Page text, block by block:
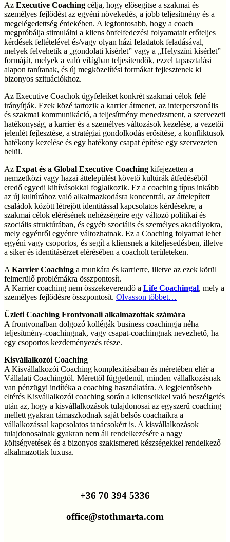
Az Executive Coaching célja, hogy elősegítse a szakmai és
személyes fejlődést az egyéni növekedés, a jobb teljesítmény és a
megelégedettség érdekében. A legfontosabb, hogy a coach
megpróbálja stimulálni a kliens önfelfedezési folyamatait erőteljes
kérdések feltételével és/vagy olyan házi feladatok feladásával,
melyek felvehetik a „gondolati kísérlet” vagy a „Helyszíni kísérlet”
formáját, melyek a való világban teljesítendők, ezzel tapasztalási
alapon tanítanak, és új megközelítési formákat fejlesztenek ki
bizonyos szituációkhoz.
Az Executive Coachok ügyfeleiket konkrét szakmai célok felé
irányítják. Ezek közé tartozik a karrier átmenet, az interperszonális
és szakmai kommunikáció, a teljesítmény menedzsment, a szervezeti
hatékonyság, a karrier és a személyes változások kezelése, a vezetői
jelenlét fejlesztése, a stratégiai gondolkodás erősítése, a konfliktusok
hatékony kezelése és egy hatékony csapat építése egy szervezeten
belül.
Az Expat és a Global Executive Coaching kifejezetten a
nemzetközi vagy hazai áttelepülést követő kultúrák átfedéséből
eredő egyedi kihívásokkal foglalkozik. Ez a coaching típus inkább
az új kultúrához való alkalmazkodásra koncentrál, az áttelepített
családok között létrejött identitással kapcsolatos kérdésekre, a
szakmai célok elérésének nehézségeire egy változó politikai és
szociális struktúrában, és egyéb szociális és személyes akadályokra,
mely egyénről egyénre változhatnak. Ez a Coaching folyamat lehet
egyéni vagy csoportos, és segít a kliensnek a kiteljesedésben, illetve
a siker és identitásérzet elérésében a coacholt területeken.
A Karrier Coaching a munkára és karrierre, illetve az ezek körül
felmerülő problémákra összpontosít.
A Karrier coaching nem összekeverendő a Life Coachingal, mely a
személyes fejlődésre összpontosít. Olvasson többet…
Üzleti Coaching Frontvonali alkalmazottak számára
A frontvonalban dolgozó kollégák business coachingja néha
teljesítmény-coachingnak, vagy csapat-coachingnak nevezhető, ha
egy csoportos kezdeményezés része.
Kisvállalkozói Coaching
A Kisvállalkozói Coaching komplexitásában és méretében eltér a
Vállalati Coachingtól. Mérettől függetlenül, minden vállalkozásnak
van pénzügyi indítéka a coaching használatára. A legjelentősebb
eltérés Kisvállalkozói coaching során a klienseikkel való beszélgetés
után az, hogy a kisvállalkozások tulajdonosai az egyszerű coaching
mellett gyakran támaszkodnak saját belsős coachaikra a
vállalkozással kapcsolatos tanácsokért is. A kisvállalkozások
tulajdonosainak gyakran nem áll rendelkezésére a nagy
költségvetések és a bizonyos szakismereti készségekkel rendelkező
alkalmazottak luxusa.
+36 70 394 5336
office@stothmarta.com